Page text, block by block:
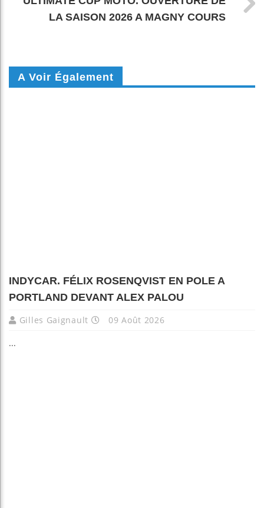
LA SAISON 2026 A MAGNY COURS
A Voir Également
INDYCAR. FÉLIX ROSENQVIST EN POLE A
PORTLAND DEVANT ALEX PALOU
Gilles Gaignault 09 Août 2026
...